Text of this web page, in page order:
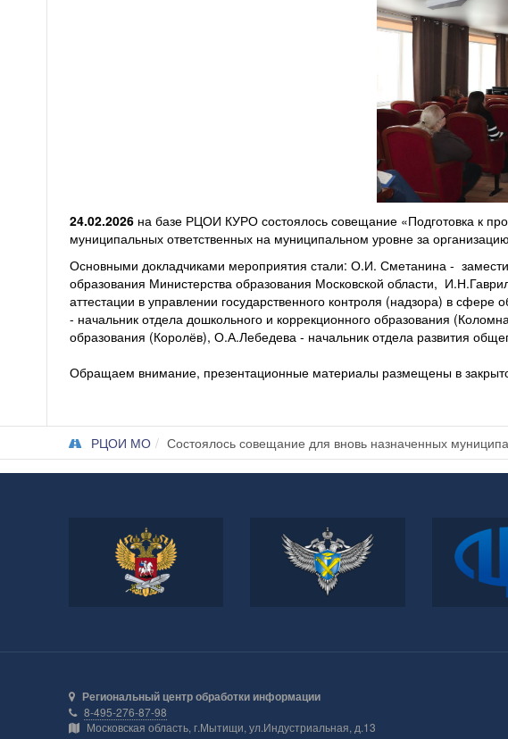
24.02.2026 на базе РЦОИ КУРО состоялось совещание «Подготовка к
муниципальных ответственных на муниципальном уровне за
Основными докладчиками мероприятия стали: О.И. Сметанина -
образования Министерства образования Московской области,
аттестации в управлении государственного контроля (надзора) в
- начальник отдела дошкольного и коррекционного образования
образования (Королёв), О.А.Лебедева - начальник отдела развития
Обращаем внимание, презентационные материалы размещены в
РЦОИ МО Состоялось совещание для вновь назначенных
Министерство
просвещения Российской
Федерации
Федеральная служба по
надзору в сфере
образования и науки
Региональный центр обработки информации
8-495-276-87-98
Московская область, г.Мытищи, ул.Индустриальная, д.13